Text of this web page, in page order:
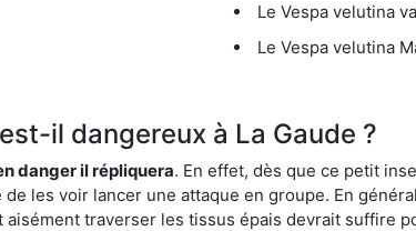
Le Vespa velutina
Le Vespa velutina
il dangereux à La Gaude ?
danger il répliquera. En effet, dès que ce petit
les voir lancer une attaque en groupe. En
traverser les tissus épais devrait suffire